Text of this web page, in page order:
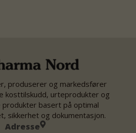
produserer og markedsfører
kosttilskudd, urteprodukter og
basert på optimal
sikkerhet og dokumentasjon.
Adresse